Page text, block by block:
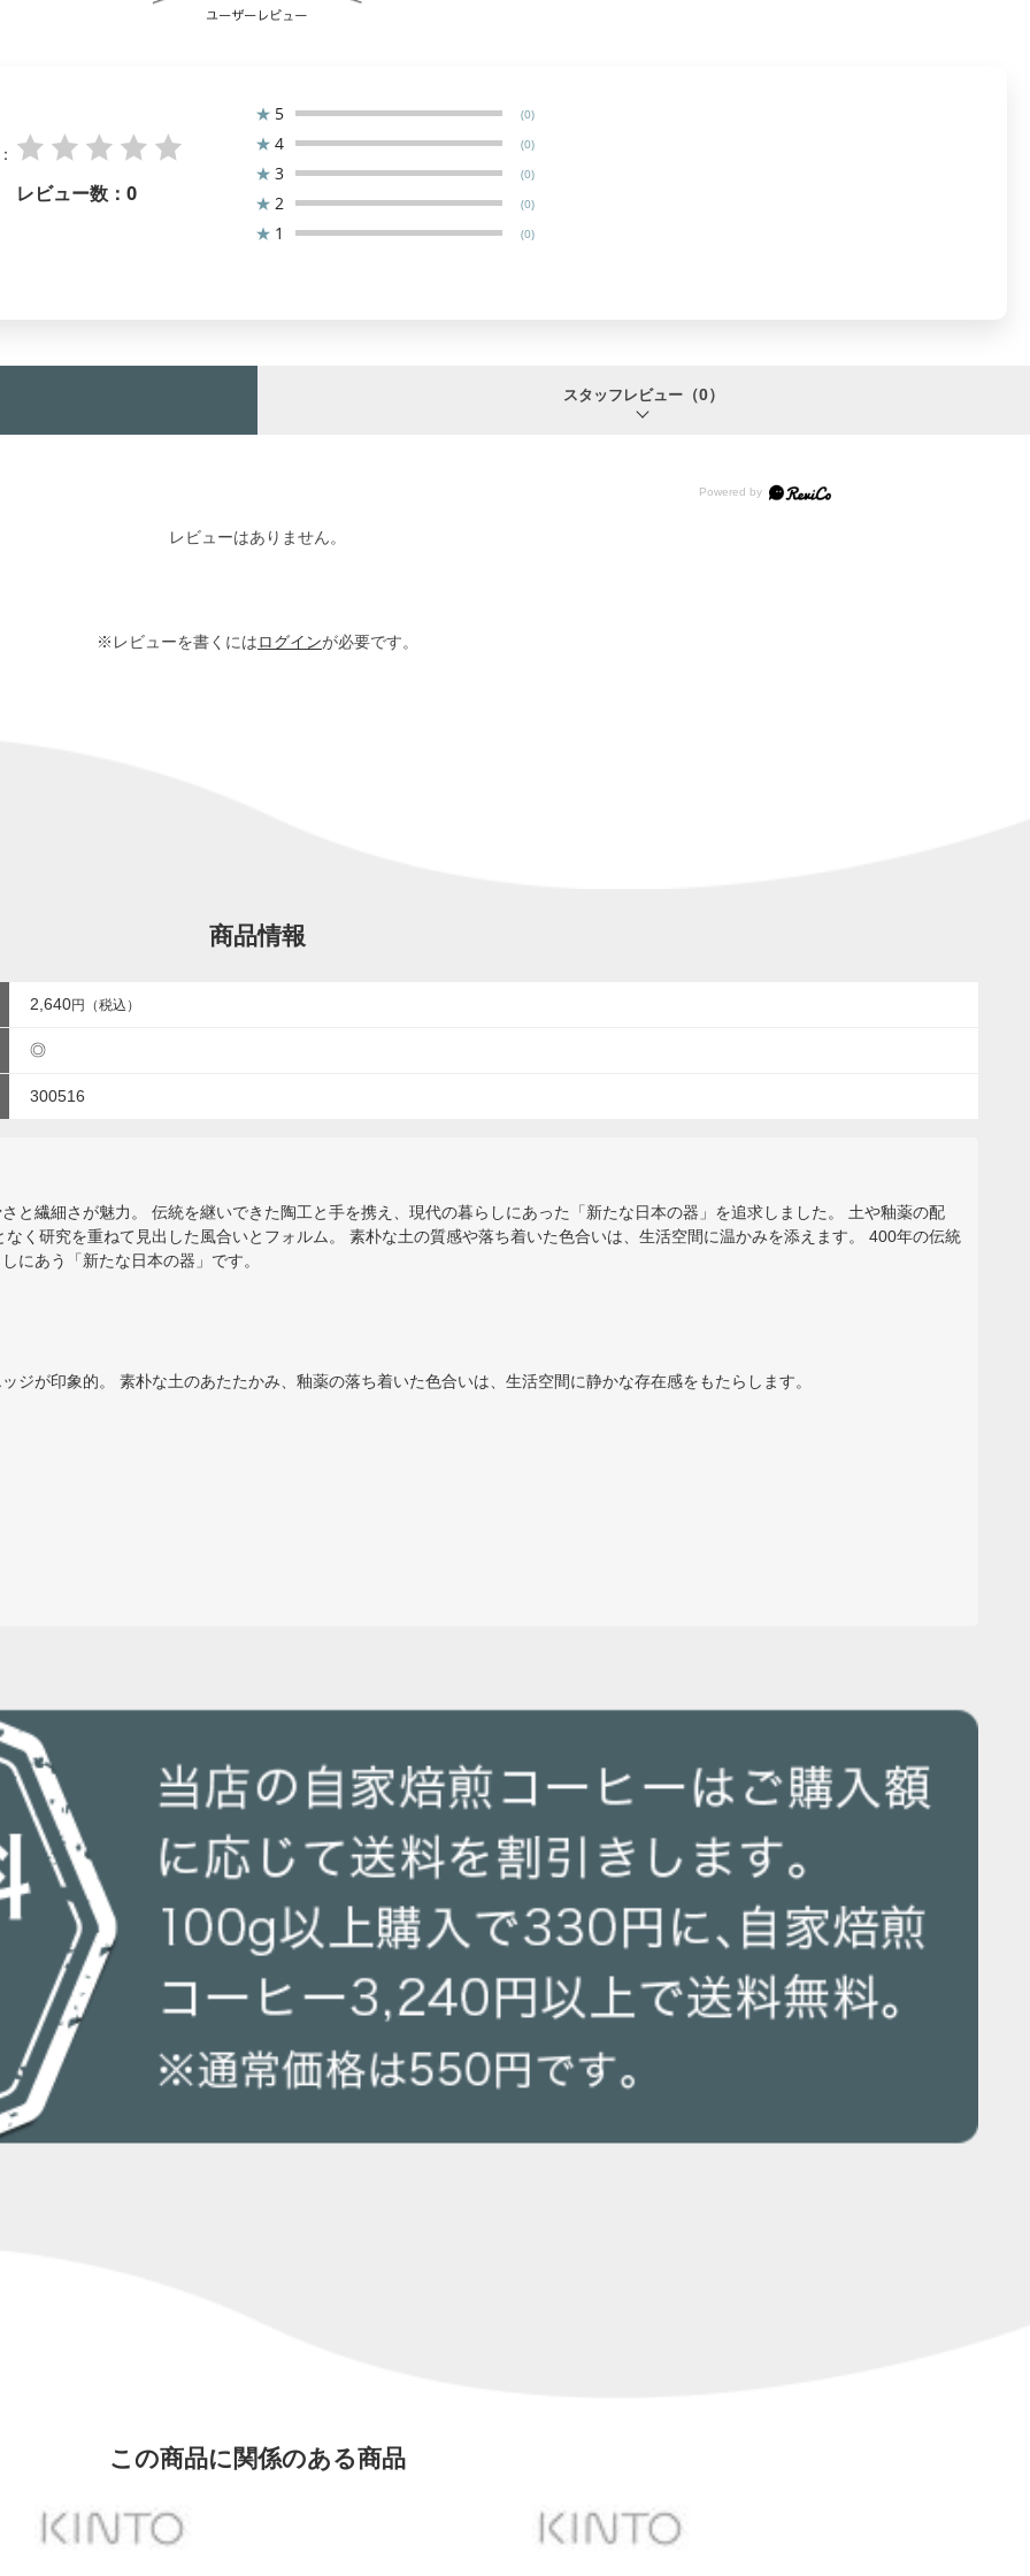
レビュー数： 0
★ 5 (0)
★ 4 (0)
★ 3 (0)
★ 2 (0)
★ 1 (0)
スタッフレビュー （0）
レビューはありません。
※レビューを書くにはログインが必要です。
商品情報
2,640円（税込）
◎
300516
と繊細さが魅力。 伝統を継いできた陶工と手を携え、現代の暮らしにあった「新たな日本の器」を追求しました。 土や釉薬の配
く研究を重ねて見出した風合いとフォルム。 素朴な土の質感や落ち着いた色合いは、生活空間に温かみを添えます。 400年の伝統
にあう「新たな日本の器」です。
ジが印象的。 素朴な土のあたたかみ、釉薬の落ち着いた色合いは、生活空間に静かな存在感をもたらします。
この商品に関係のある商品